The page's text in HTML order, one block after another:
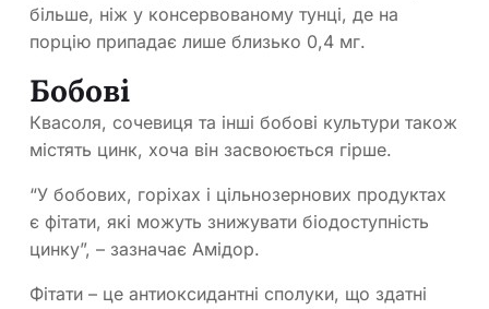
більше, ніж у консервованому тунці, де на
порцію припадає лише близько 0,4 мг.
Бобові
Квасоля, сочевиця та інші бобові культури також
містять цинк, хоча він засвоюється гірше.
“У бобових, горіхах і цільнозернових продуктах
є фітати, які можуть знижувати біодоступність
цинку”, – зазначає Амідор.
Фітати – це антиоксидантні сполуки, що здатні